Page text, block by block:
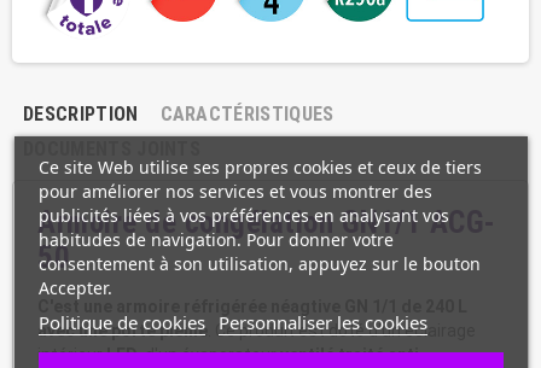
DESCRIPTION
CARACTÉRISTIQUES
Armoire de congélation GN1/1 ACG-
50
avec une porte pleine
. Ce produit est doté d'un éclairage
intérieurLED,d'un évaporateurventilé traité anti-
Ce site Web utilise ses propres cookies et ceux de tiers
pour améliorer nos services et vous montrer des
publicités liées à vos préférences en analysant vos
habitudes de navigation. Pour donner votre
consentement à son utilisation, appuyez sur le bouton
Accepter.
Politique de cookies Personnaliser les cookies